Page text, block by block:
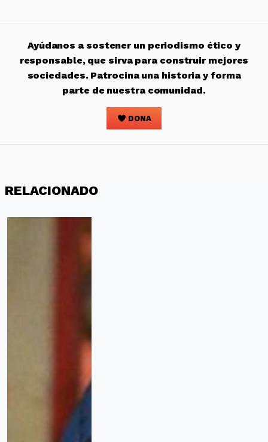
Ayúdanos a sostener un periodismo ético y
responsable, que sirva para construir mejores
sociedades. Patrocina una historia y forma
parte de nuestra comunidad.
DONA
RELACIONADO